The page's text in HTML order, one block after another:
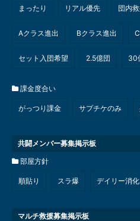
まったり リアル優先 団内
Aクラス進出 Bクラス進出
セット入団希望 2.5億団 30
課金度合い
がっつり課金 サプチケのみ
共闘メンバー募集掲示板
部屋方針
順貼り スラ爆 デイリー消化
マルチ救援募集掲示板